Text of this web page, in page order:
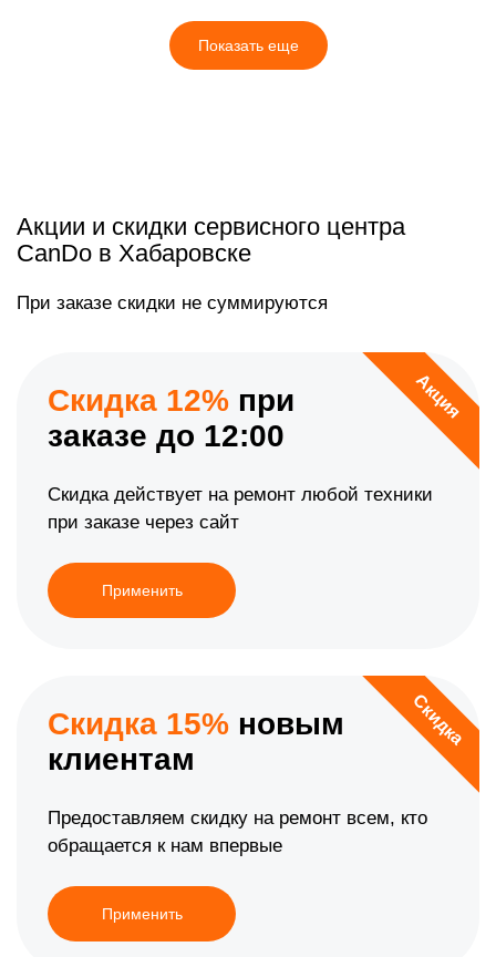
Показать еще
Акции и скидки сервисного центра
CanDo в Хабаровске
При заказе скидки не суммируются
Акция
Скидка 12% при
заказе до 12:00
Скидка действует на ремонт любой техники
при заказе через сайт
Применить
Скидка
Скидка 15% новым
клиентам
Предоставляем скидку на ремонт всем, кто
обращается к нам впервые
Применить